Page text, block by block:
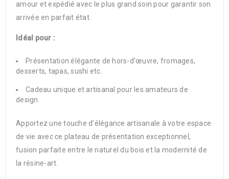
amour et expédié avec le plus grand soin pour garantir son
arrivée en parfait état.
Idéal pour :
Présentation élégante de hors-d’œuvre, fromages,
desserts, tapas, sushi etc.
Cadeau unique et artisanal pour les amateurs de
design.
Apportez une touche d’élégance artisanale à votre espace
de vie avec ce plateau de présentation exceptionnel,
fusion parfaite entre le naturel du bois et la modernité de
la résine-art.